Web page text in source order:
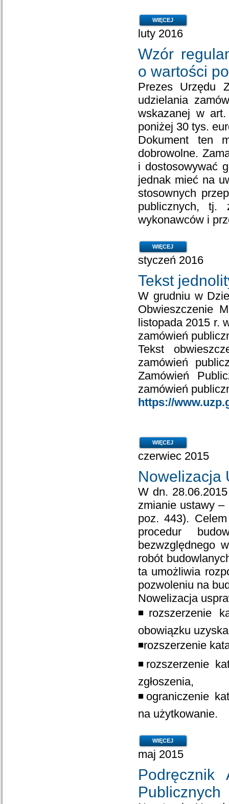
WIĘCEJ
luty 2016
Wzór
o wartości
Prezes Urzędu
udzielania
wskazanej w
poniżej 30 tys.
Dokument ten
dobrowolne.
i dostosowywać
jednak mieć na
stosownych
publicznych, tj.
wykonawców i
WIĘCEJ
styczeń 2016
Tekst
W grudniu w
Obwieszczenie
listopada 2015 r.
zamówień
Tekst
zamówień
Zamówień
zamówień
https://
WIĘCEJ
czerwiec 2015
Nowelizacja
W dn.
zmianie ustawy –
poz. 443).
procedur
bezwzględnego
robót
ta umożliwia
pozwoleniu na
Nowelizacja
◾rozszerzenie
obowiązku
◾rozszerzenie
◾rozszerzenie
zgłoszenia,
◾ograniczenie
na użytkowanie.
WIĘCEJ
maj 2015
Podręcznik
Publicznych